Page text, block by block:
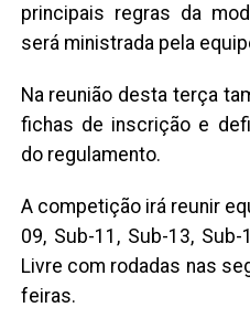
principais regras da
será ministrada pela
Na reunião desta terça
fichas de inscrição e
do regulamento.
A competição irá reunir
09, Sub-11, Sub-13,
Livre com rodadas nas
feiras.